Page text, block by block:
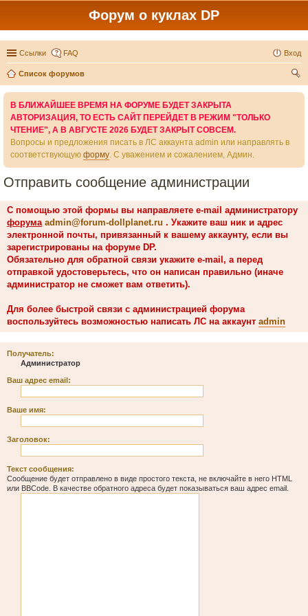
Форум о куклах DP
Ссылки FAQ Вход
Список форумов
В БЛИЖАЙШЕЕ ВРЕМЯ НА ФОРУМЕ БУДЕТ ЗАКРЫТА
АВТОРИЗАЦИЯ, ТО ЕСТЬ САЙТ ПЕРЕЙДЕТ В РЕЖИМ "ТОЛЬКО
ЧТЕНИЕ", А В АВГУСТЕ 2026 БУДЕТ ЗАКРЫТ СОВСЕМ.
Вопросы и предложения писать в ЛС аккаунта admin или направлять в
соответствующую форму. С уважением и сожалением, Админ.
Отправить сообщение администрации
С помощью этой формы вы направляете e-mail администратору
форума admin@forum-dollplanet.ru . Укажите ваш ник и адрес
электронной почты, привязанный к вашему аккаунту, если вы
зарегистрированы на форуме DP.
Обязательно для обратной связи укажите e-mail, а перед
отправкой удостоверьтесь, что он написан правильно (иначе
администратор не сможет вам ответить).
Для более быстрой связи с администрацией форума
воспользуйтесь возможностью написать ЛС на аккаунт admin
Получатель:
Администратор
Ваш адрес email:
Ваше имя:
Заголовок:
Текст сообщения:
Сообщение будет отправлено в виде простого текста, не включайте в него HTML
или BBCode. В качестве обратного адреса будет показываться ваш адрес email.